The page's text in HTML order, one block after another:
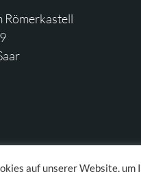
Römerkastell
auf unserer Website, um